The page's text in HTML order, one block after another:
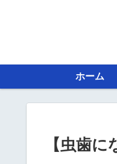
ホーム
【虫歯